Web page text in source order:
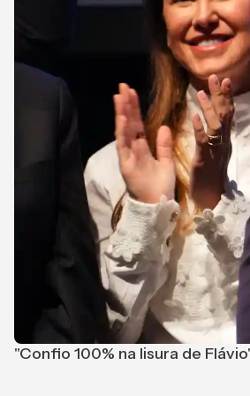
"Confio 100% na lisura de